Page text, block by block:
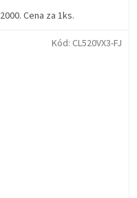
Cena za 1ks.
Kód: CL520VX3-FJ